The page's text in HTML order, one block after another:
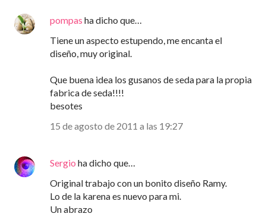
pompas ha dicho que…
Tiene un aspecto estupendo, me encanta el
diseño, muy original.
Que buena idea los gusanos de seda para la propia
fabrica de seda!!!!
besotes
15 de agosto de 2011 a las 19:27
Sergio ha dicho que…
Original trabajo con un bonito diseño Ramy.
Lo de la karena es nuevo para mi.
Un abrazo